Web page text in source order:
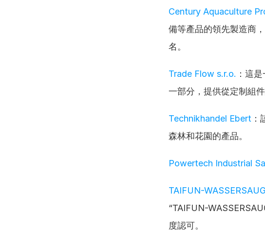
Century Aquaculture
備等產品的領先製造商
名。
Trade Flow s.r.o. ：這
一部分，提供從定制組
Technikhandel Ebert
森林和花園的產品。
Powertech Industrial
TAIFUN-
“TAIFUN-
度認可。